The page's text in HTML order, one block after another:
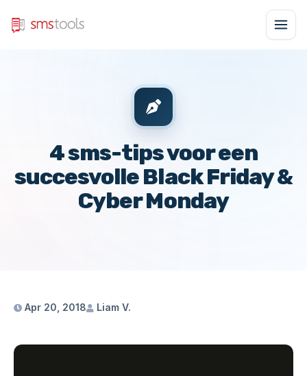
4 sms-tips voor een
succesvolle Black Friday &
Cyber Monday
Apr 20, 2018 Liam V.